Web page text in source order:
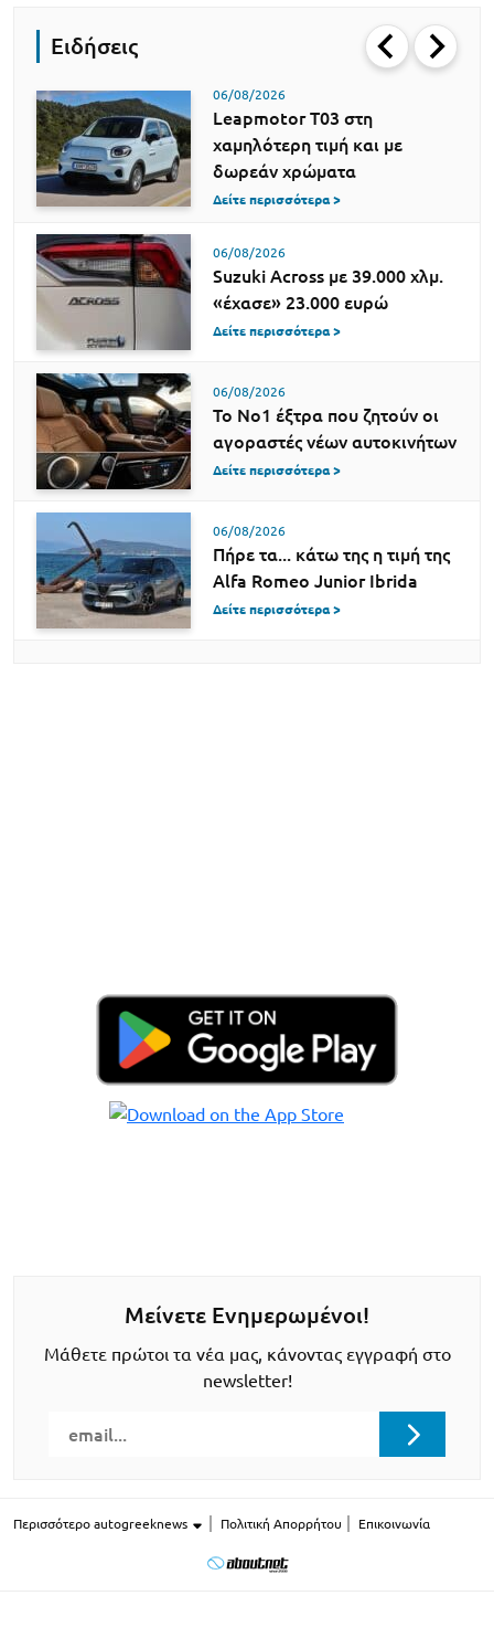
Ειδήσεις
06/08/2026
Leapmotor T03 στη
χαμηλότερη τιμή και με
δωρεάν χρώματα
Δείτε περισσότερα >
06/08/2026
Suzuki Across με 39.000 χλμ.
«έχασε» 23.000 ευρώ
Δείτε περισσότερα >
06/08/2026
Το Νο1 έξτρα που ζητούν οι
αγοραστές νέων αυτοκινήτων
Δείτε περισσότερα >
06/08/2026
Πήρε τα... κάτω της η τιμή της
Alfa Romeo Junior Ibrida
Δείτε περισσότερα >
Μείνετε Ενημερωμένοι!
Μάθετε πρώτοι τα νέα μας, κάνοντας εγγραφή στο
newsletter!
Περισσότερο autogreeknews Πολιτική Απορρήτου Επικοινωνία